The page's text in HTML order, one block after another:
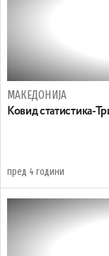
МАКЕДОНИЈА
Ковид статистика-
пред 4 години